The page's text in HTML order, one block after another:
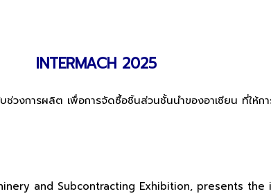
INTERMACH 2025
งการผลิต เพื่อการจัดซื้อชิ้นส่วนชั้นนำของอาเซียน ที่ให้ก
and Subcontracting Exhibition, presents